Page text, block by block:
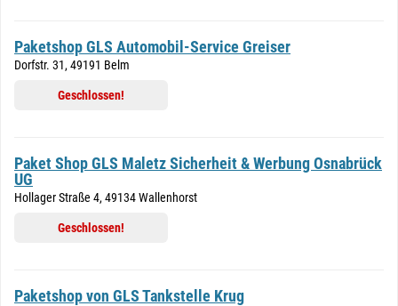
Paketshop GLS Automobil-Service Greiser
Dorfstr. 31, 49191 Belm
Geschlossen!
Paket Shop GLS Maletz Sicherheit & Werbung Osnabrück
UG
Hollager Straße 4, 49134 Wallenhorst
Geschlossen!
Paketshop von GLS Tankstelle Krug